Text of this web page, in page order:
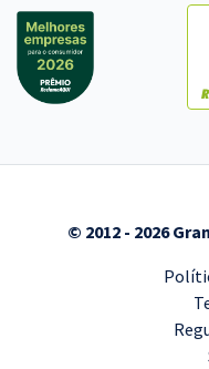
© 2012 - 2026